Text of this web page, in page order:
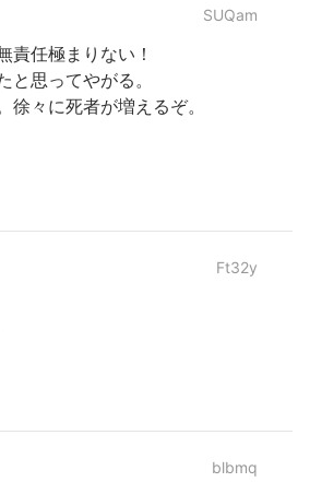
SUQam
責任極まりない！
と思ってやがる。
徐々に死者が増えるぞ。
Ft32y
blbmq